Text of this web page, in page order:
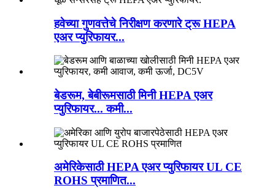
हवेच्या गुणवत्तेचे निरीक्षण करणारे ट्रू HEPA
एअर प्युरिफायर...
बेडरूम, बेबीरूमसाठी मिनी HEPA एअर
प्युरिफायर... कमी...
अमेरिकेसाठी HEPA एअर प्युरिफायर UL CE
ROHS प्रमाणित...